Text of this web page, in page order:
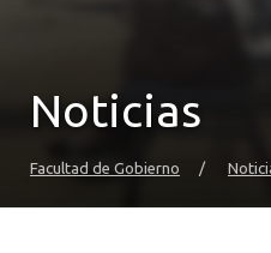
Noticias
Facultad de Gobierno /